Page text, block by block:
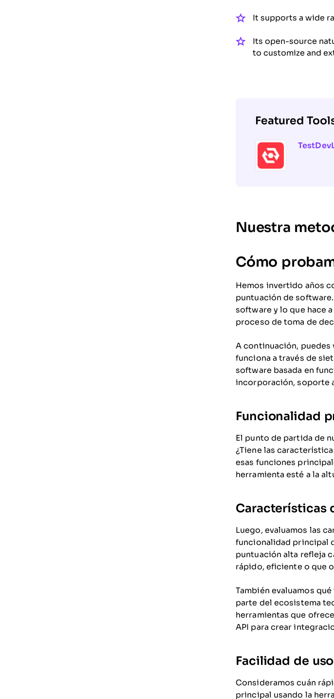
It supports a wide
Its open-source
to customize and
Featured
Nuestra
Cómo
Hemos invertido años
puntuación de
software y lo que hace
proceso de toma de
A continuación, puedes
funciona a través de
software basada en
incorporación, soporte
Funcionalidad
El punto de partida de
¿Tiene las
esas funciones
herramienta esté a la
Características
Luego, evaluamos las
funcionalidad principal
puntuación alta refleja
rápido, eficiente o que
También evaluamos
parte del ecosistema
herramientas que
API para crear
Facilidad de
Consideramos cuán
principal usando la